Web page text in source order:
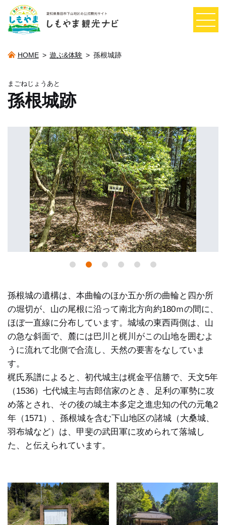
HOME > 遊ぶ&体験 > 孫根城跡
まごねじょうあと
孫根城跡
孫根城の遺構は、本曲輪のほか五か所の曲輪と四か所
の堀切が、山の尾根に沿って南北方向約180ｍの間に、
ほぼ一直線に分布しています。城域の東西両側は、山
の急な斜面で、麓には巴川と梶川がこの山地を囲むよ
うに流れて北側で合流し、天然の要害をなしていま
す。
梶氏系譜によると、初代城主は梶金平信勝で、天文5年
（1536）七代城主与吉郎信家のとき、足利の軍勢に攻
め落とされ、その後の城主本多定之進忠知の代の元亀2
年（1571）、孫根城を含む下山地区の諸城（大桑城、
羽布城など）は、甲斐の武田軍に攻められて落城し
た、と伝えられています。